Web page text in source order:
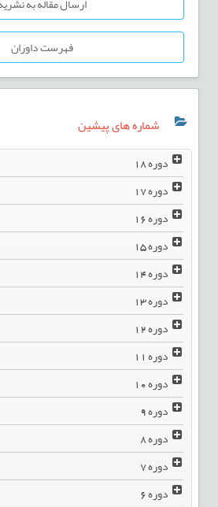
فهرست داوران
شماره های پیشین
دوره18
دوره17
دوره16
دوره15
دوره14
دوره13
دوره12
دوره11
دوره10
دوره9
دوره8
دوره7
دوره6